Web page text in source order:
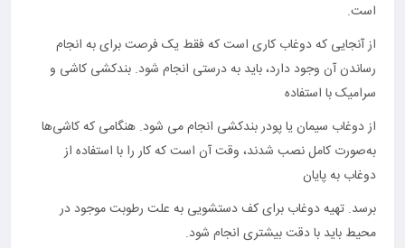
است.
از آنجایی که دوغاب کاری است که فقط یک فرصت برای به انجام
رساندن آن وجود دارد، باید به درستی انجام شود. بندکشی کاشی و
سرامیک با استفاده
از دوغاب سیمان یا پودر بندکشی انجام می شود. هنگامی که کاشی‌ها
به‌صورت کامل نصب شدند، وقت آن است که کار را با استفاده از
دوغاب به پایان
برسد. تهیه دوغاب برای کف دستشویی به علت رطوبت موجود در
محیط باید با دقت بیشتری انجام شود.